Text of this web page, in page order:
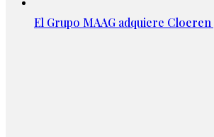
El Grupo MAAG adquiere